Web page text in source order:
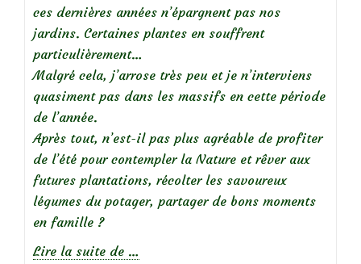
ces dernières années n’épargnent pas nos
jardins. Certaines plantes en souffrent
particulièrement…
Malgré cela, j’arrose très peu et je n’interviens
quasiment pas dans les massifs en cette période
de l’année.
Après tout, n’est-il pas plus agréable de profiter
de l’été pour contempler la Nature et rêver aux
futures plantations, récolter les savoureux
légumes du potager, partager de bons moments
en famille ?
Lire la suite de …